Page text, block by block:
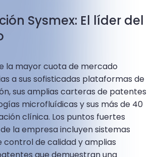
Sysmex: El líder del
la mayor cuota de mercado
a sus sofisticadas plataformas de
sus amplias carteras de patentes
microfluídicas y sus más de 40
clínica. Los puntos fuertes
la empresa incluyen sistemas
control de calidad y amplias